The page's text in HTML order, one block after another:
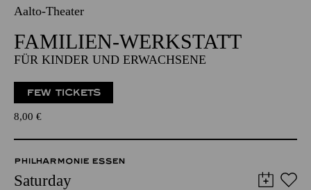
Aalto-Theater
FAMILIEN-WERKSTATT
FÜR KINDER UND ERWACHSENE
FEW TICKETS
8,00 €
PHILHARMONIE ESSEN
Saturday